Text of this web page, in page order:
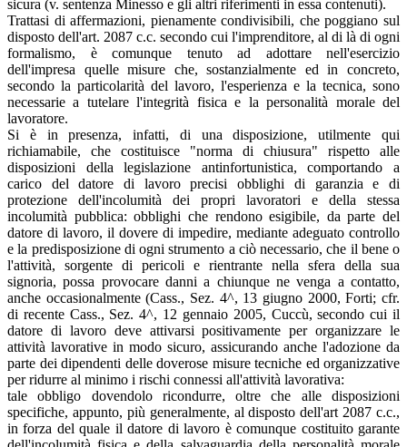
sicura (v. sentenza Minesso e gli altri riferimenti in essa contenuti).
Trattasi di affermazioni, pienamente condivisibili, che poggiano sul
disposto dell'art. 2087 c.c. secondo cui l'imprenditore, al di là di ogni
formalismo, è comunque tenuto ad adottare nell'esercizio
dell'impresa quelle misure che, sostanzialmente ed in concreto,
secondo la particolarità del lavoro, l'esperienza e la tecnica, sono
necessarie a tutelare l'integrità fisica e la personalità morale del
lavoratore.
Si è in presenza, infatti, di una disposizione, utilmente qui
richiamabile, che costituisce "norma di chiusura" rispetto alle
disposizioni della legislazione antinfortunistica, comportando a
carico del datore di lavoro precisi obblighi di garanzia e di
protezione dell'incolumità dei propri lavoratori e della stessa
incolumità pubblica: obblighi che rendono esigibile, da parte del
datore di lavoro, il dovere di impedire, mediante adeguato controllo
e la predisposizione di ogni strumento a ciò necessario, che il bene o
l'attività, sorgente di pericoli e rientrante nella sfera della sua
signoria, possa provocare danni a chiunque ne venga a contatto,
anche occasionalmente (Cass., Sez. 4^, 13 giugno 2000, Forti; cfr.
di recente Cass., Sez. 4^, 12 gennaio 2005, Cuccù, secondo cui il
datore di lavoro deve attivarsi positivamente per organizzare le
attività lavorative in modo sicuro, assicurando anche l'adozione da
parte dei dipendenti delle doverose misure tecniche ed organizzative
per ridurre al minimo i rischi connessi all'attività lavorativa:
tale obbligo dovendolo ricondurre, oltre che alle disposizioni
specifiche, appunto, più generalmente, al disposto dell'art 2087 c.c.,
in forza del quale il datore di lavoro è comunque costituito garante